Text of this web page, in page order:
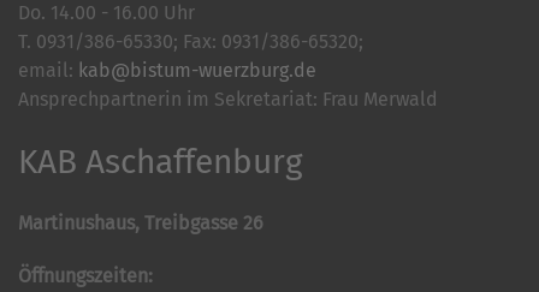
Do. 14.00 - 16.00 Uhr
T. 0931/386-65330; Fax: 0931/386-65320;
email: kab@bistum-wuerzburg.de
Ansprechpartnerin im Sekretariat: Frau Merwald
KAB Aschaffenburg
Martinushaus, Treibgasse 26
Öffnungszeiten: